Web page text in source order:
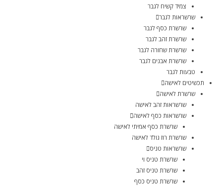
צמיד קשיח לגבר
שרשראות לגבר
שרשרת כסף לגבר
שרשרת זהב לגבר
שרשרת שחורה לגבר
שרשרת אבנים לגבר
טבעות לגבר
תכשיטים לאישה
שרשרת לאישה
שרשראות זהב לאישה
שרשראות כסף לאישה
שרשרת כסף אמיתי לאישה
שרשרת רוז גולד לאישה
שרשראות טניס
שרשרת טניס וי
שרשרת טניס זהב
שרשרת טניס כסף